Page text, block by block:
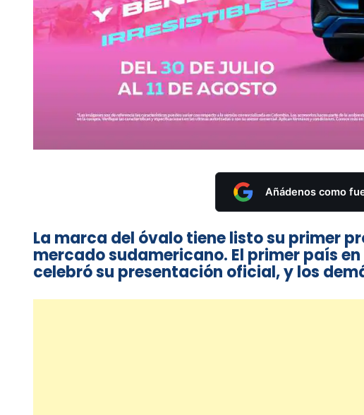
Añádenos como
La marca del óvalo tiene listo su primer
mercado sudamericano. El primer país
celebró su presentación oficial, y los